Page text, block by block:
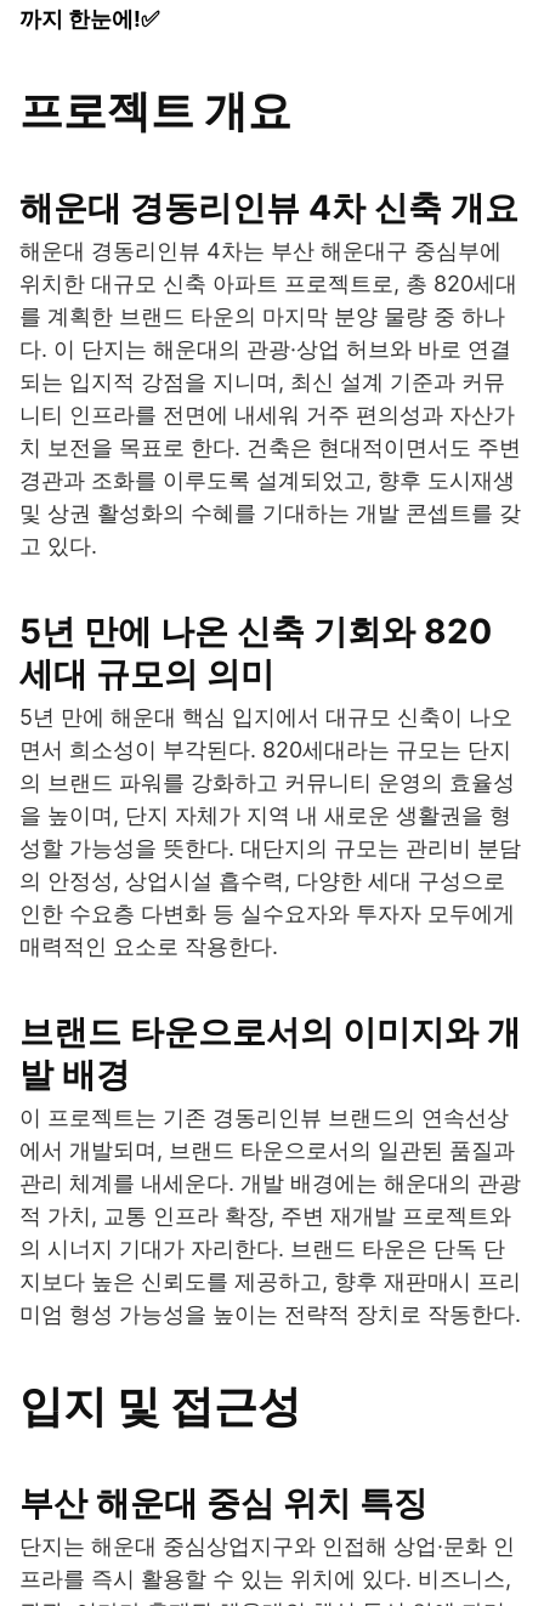
까지 한눈에!✅
프로젝트 개요
해운대 경동리인뷰 4차 신축 개요
해운대 경동리인뷰 4차는 부산 해운대구 중심부에
위치한 대규모 신축 아파트 프로젝트로, 총 820세대
를 계획한 브랜드 타운의 마지막 분양 물량 중 하나
다. 이 단지는 해운대의 관광·상업 허브와 바로 연결
되는 입지적 강점을 지니며, 최신 설계 기준과 커뮤
니티 인프라를 전면에 내세워 거주 편의성과 자산가
치 보전을 목표로 한다. 건축은 현대적이면서도 주변
경관과 조화를 이루도록 설계되었고, 향후 도시재생
및 상권 활성화의 수혜를 기대하는 개발 콘셉트를 갖
고 있다.
5년 만에 나온 신축 기회와 820
세대 규모의 의미
5년 만에 해운대 핵심 입지에서 대규모 신축이 나오
면서 희소성이 부각된다. 820세대라는 규모는 단지
의 브랜드 파워를 강화하고 커뮤니티 운영의 효율성
을 높이며, 단지 자체가 지역 내 새로운 생활권을 형
성할 가능성을 뜻한다. 대단지의 규모는 관리비 분담
의 안정성, 상업시설 흡수력, 다양한 세대 구성으로
인한 수요층 다변화 등 실수요자와 투자자 모두에게
매력적인 요소로 작용한다.
브랜드 타운으로서의 이미지와 개
발 배경
이 프로젝트는 기존 경동리인뷰 브랜드의 연속선상
에서 개발되며, 브랜드 타운으로서의 일관된 품질과
관리 체계를 내세운다. 개발 배경에는 해운대의 관광
적 가치, 교통 인프라 확장, 주변 재개발 프로젝트와
의 시너지 기대가 자리한다. 브랜드 타운은 단독 단
지보다 높은 신뢰도를 제공하고, 향후 재판매시 프리
미엄 형성 가능성을 높이는 전략적 장치로 작동한다.
입지 및 접근성
부산 해운대 중심 위치 특징
단지는 해운대 중심상업지구와 인접해 상업·문화 인
프라를 즉시 활용할 수 있는 위치에 있다. 비즈니스,